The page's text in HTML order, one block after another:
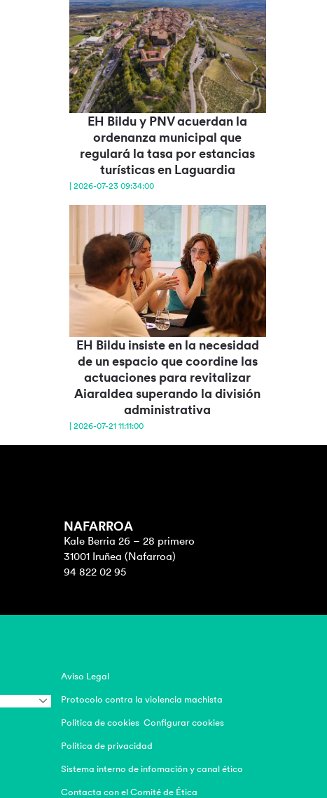
EH Bildu y PNV acuerdan la
ordenanza municipal que
regulará la tasa por estancias
turísticas en Laguardia
| 2026-07-23 09:34:00
EH Bildu insiste en la necesidad
de un espacio que coordine las
actuaciones para revitalizar
Aiaraldea superando la división
administrativa
| 2026-07-21 11:11:00
NAFARROA
Kale Berria 26 – 28 primero
31001 Iruñea (Nafarroa)
94 822 02 95
Aviso Legal
Protocolo contra la violencia machista
Politica de cookies Configurar cookies
Politica de privacidad
Sistema interno de infomación y canal ético
Contacta con el Comité de Ética